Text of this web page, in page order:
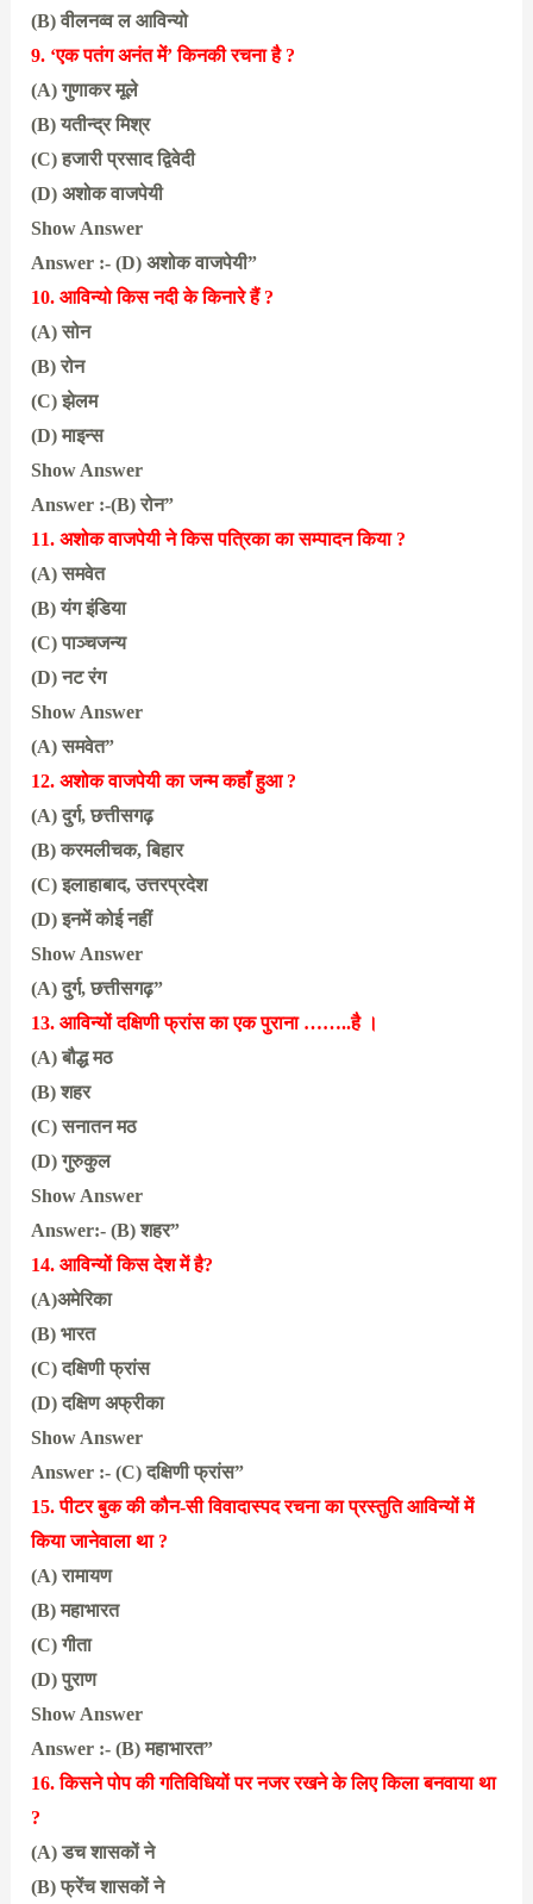
(B) वीलनव्व ल आविन्यो
9. ‘एक पतंग अनंत में’ किनकी रचना है ?
(A) गुणाकर मूले
(B) यतीन्द्र मिश्र
(C) हजारी प्रसाद द्विवेदी
(D) अशोक वाजपेयी
Show Answer
Answer :- (D) अशोक वाजपेयी”
10. आविन्यो किस नदी के किनारे हैं ?
(A) सोन
(B) रोन
(C) झेलम
(D) माइन्स
Show Answer
Answer :-(B) रोन”
11. अशोक वाजपेयी ने किस पत्रिका का सम्पादन किया ?
(A) समवेत
(B) यंग इंडिया
(C) पाञ्चजन्य
(D) नट रंग
Show Answer
(A) समवेत”
12. अशोक वाजपेयी का जन्म कहाँ हुआ ?
(A) दुर्ग, छत्तीसगढ़
(B) करमलीचक, बिहार
(C) इलाहाबाद, उत्तरप्रदेश
(D) इनमें कोई नहीं
Show Answer
(A) दुर्ग, छत्तीसगढ़”
13. आविन्यों दक्षिणी फ्रांस का एक पुराना ……..है ।
(A) बौद्ध मठ
(B) शहर
(C) सनातन मठ
(D) गुरुकुल
Show Answer
Answer:- (B) शहर”
14. आविन्यों किस देश में है?
(A)अमेरिका
(B) भारत
(C) दक्षिणी फ्रांस
(D) दक्षिण अफ्रीका
Show Answer
Answer :- (C) दक्षिणी फ्रांस”
15. पीटर बुक की कौन-सी विवादास्पद रचना का प्रस्तुति आविन्यों में
किया जानेवाला था ?
(A) रामायण
(B) महाभारत
(C) गीता
(D) पुराण
Show Answer
Answer :- (B) महाभारत”
16. किसने पोप की गतिविधियों पर नजर रखने के लिए किला बनवाया था
?
(A) डच शासकों ने
(B) फ्रेंच शासकों ने